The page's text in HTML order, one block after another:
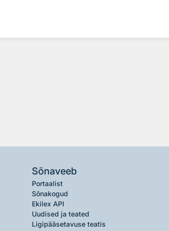
Sõnaveeb
Portaalist
Sõnakogud
Ekilex API
Uudised ja teated
Ligipääsetavuse teatis